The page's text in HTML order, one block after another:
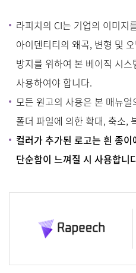
라피치의 CI는 기업의 이미지
아이덴티티의 왜곡, 변형 및
방지를 위하여 본 베이직 시
사용하여야 합니다.
모든 원고의 사용은 본 매뉴
폴더 파일에 의한 확대, 축소,
컬러가 추가된 로고는 흰 종
단순함이 느껴질 시 사용합니